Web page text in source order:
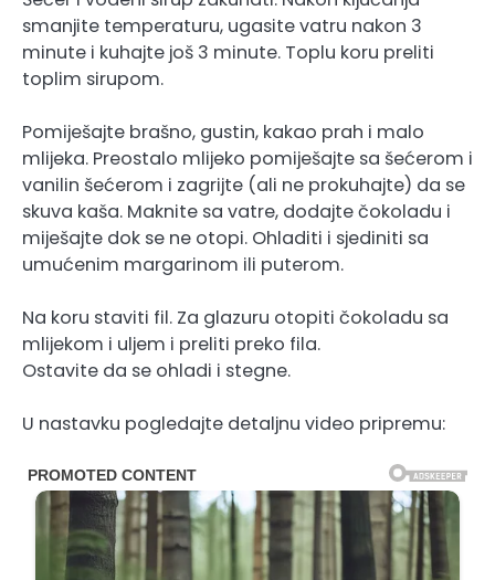
smanjite temperaturu, ugasite vatru nakon 3
minute i kuhajte još 3 minute. Toplu koru preliti
toplim sirupom.
Pomiješajte brašno, gustin, kakao prah i malo
mlijeka. Preostalo mlijeko pomiješajte sa šećerom i
vanilin šećerom i zagrijte (ali ne prokuhajte) da se
skuva kaša. Maknite sa vatre, dodajte čokoladu i
miješajte dok se ne otopi. Ohladiti i sjediniti sa
umućenim margarinom ili puterom.
Na koru staviti fil. Za glazuru otopiti čokoladu sa
mlijekom i uljem i preliti preko fila.
Ostavite da se ohladi i stegne.
U nastavku pogledajte detaljnu video pripremu: